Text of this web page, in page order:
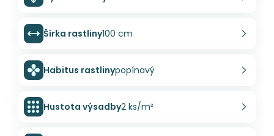
Šírka rastliny100 cm
Habitus rastlinypopínavý
Hustota výsadby2 ks/m²